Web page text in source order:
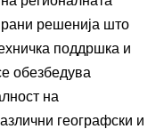
решенија што
поддршка и
обезбедува
на
географски и